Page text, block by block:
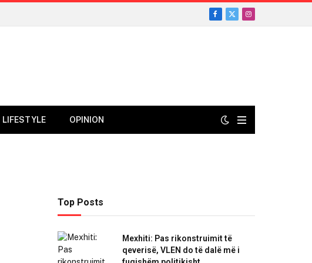
Facebook
X
Instagram
LIFESTYLE OPINION
Top Posts
Mexhiti: Pas rikonstruimit të
qeverisë, VLEN do të dalë më i